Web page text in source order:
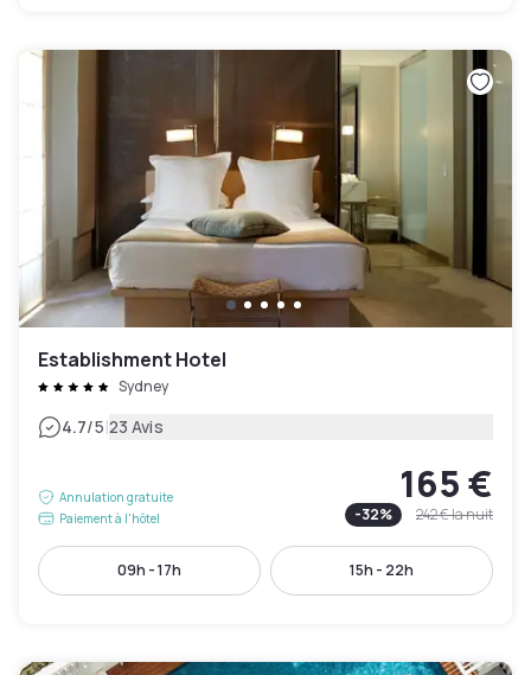
Establishment Hotel
Sydney
4.7/5|23 Avis
Annulation gratuite
Paiement à l'hôtel
165 €
-32% 242 €la nuit
09h - 17h 15h - 22h